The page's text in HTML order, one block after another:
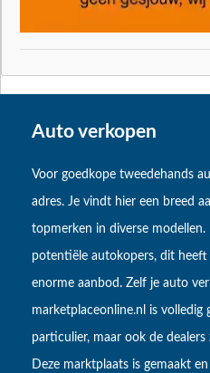
Auto verkopen
Voor goedkope tweedehands
adres. Je vindt hier een breed
topmerken in diverse
potentiële autokopers, dit
enorme aanbod. Zelf je auto
marketplaceonline.nl is volledig
particulier, maar ook de
Deze marktplaats is gemaakt